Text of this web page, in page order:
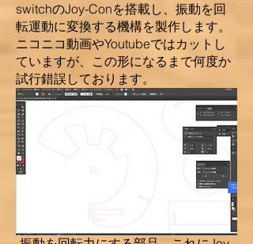
switchのJoy-Conを搭載し、振動を回
転運動に変換する機構を製作します。
ニコニコ動画やYoutubeではカットし
ていますが、この形になるまで何度か
試行錯誤しております。